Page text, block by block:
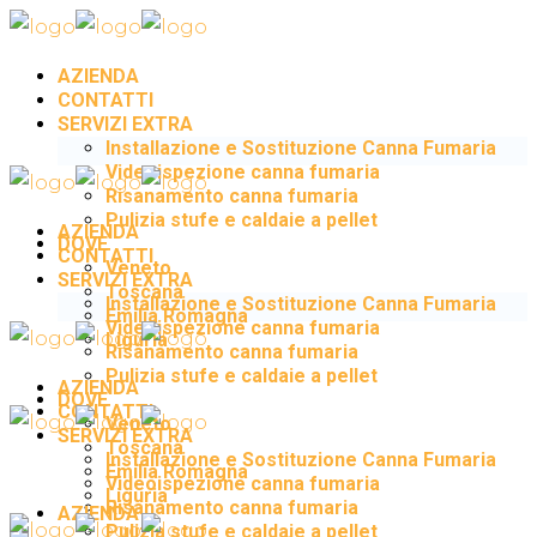
AZIENDA
CONTATTI
SERVIZI EXTRA
Installazione e Sostituzione Canna Fumaria
Videoispezione canna fumaria
Risanamento canna fumaria
Pulizia stufe e caldaie a pellet
DOVE
Veneto
Toscana
Emilia Romagna
Liguria
AZIENDA
CONTATTI
SERVIZI EXTRA
Installazione e Sostituzione Canna Fumaria
Videoispezione canna fumaria
Risanamento canna fumaria
Pulizia stufe e caldaie a pellet
DOVE
Veneto
Toscana
Emilia Romagna
Liguria
AZIENDA
CONTATTI
SERVIZI EXTRA
Installazione e Sostituzione Canna Fumaria
Videoispezione canna fumaria
Risanamento canna fumaria
Pulizia stufe e caldaie a pellet
AZIENDA